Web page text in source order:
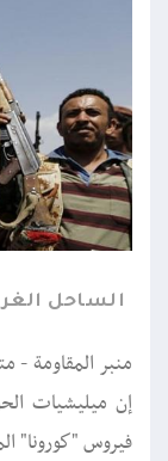
الساحل
منبر المقاومة -
إن ميليشيات
فيروس "كورونا"